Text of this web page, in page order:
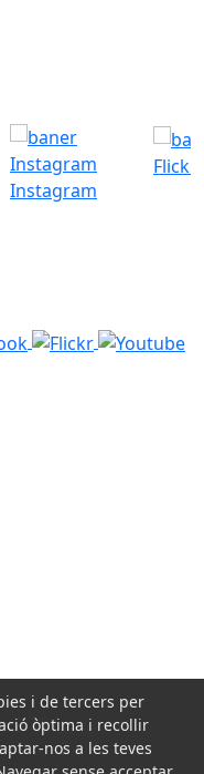
Instagram
Flickr
i de tercers per
òptima i recollir
nos a les teves